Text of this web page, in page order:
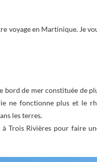
voyage en Martinique. Je
bord de mer constituée de
ne fonctionne plus et le
les terres.
à Trois Rivières pour faire